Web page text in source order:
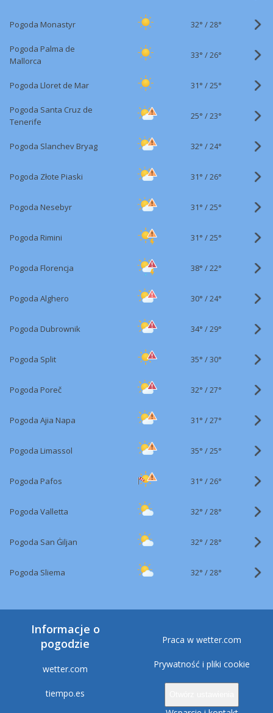
Pogoda Monastyr 32° /28°
Pogoda Palma de
Mallorca
33° /26°
Pogoda Lloret de Mar 31° /25°
Pogoda Santa Cruz de
Tenerife
25° /23°
Pogoda Slanchev Bryag 32° /24°
Pogoda Złote Piaski 31° /26°
Pogoda Nesebyr 31° /25°
Pogoda Rimini 31° /25°
Pogoda Florencja 38° /22°
Pogoda Alghero 30° /24°
Pogoda Dubrownik 34° /29°
Pogoda Split 35° /30°
Pogoda Poreč 32° /27°
Pogoda Ajia Napa 31° /27°
Pogoda Limassol 35° /25°
Pogoda Pafos 31° /26°
Pogoda Valletta 32° /28°
Pogoda San Ġiljan 32° /28°
Pogoda Sliema 32° /28°
Informacje o
pogodzie
wetter.com
tiempo.es
Praca w wetter.com
Prywatność i pliki cookie